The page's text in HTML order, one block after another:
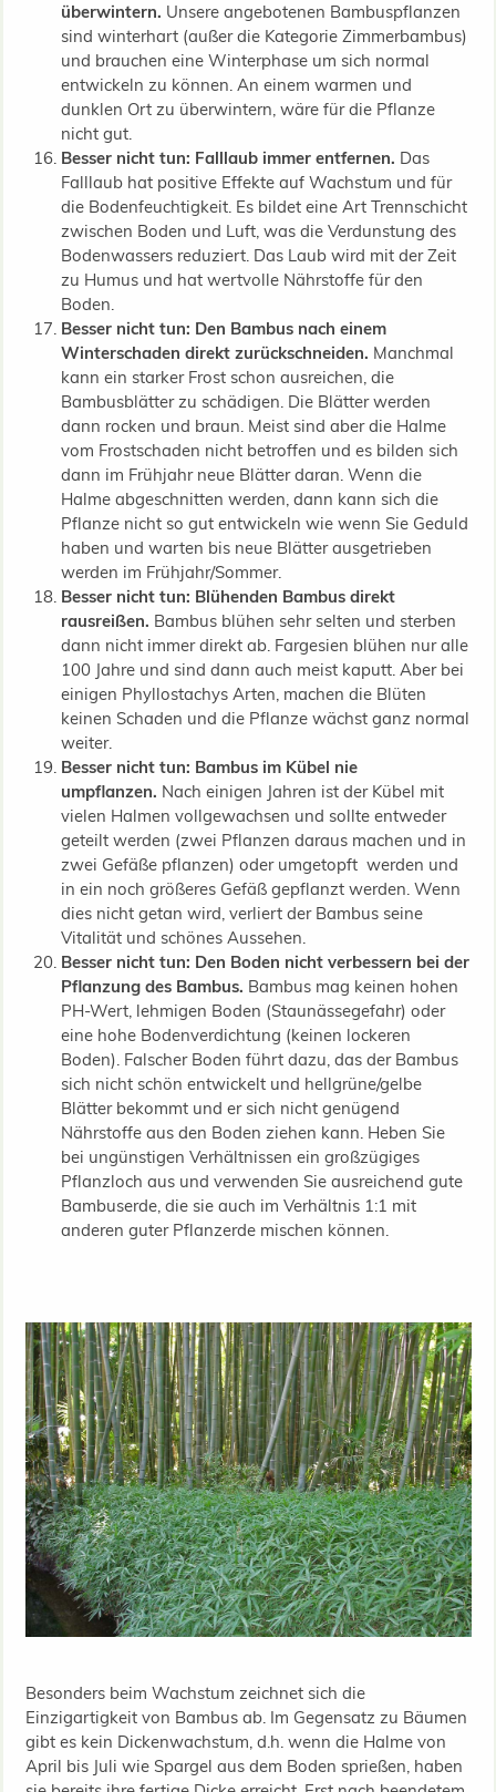
überwintern. Unsere angebotenen Bambuspflanzen
sind winterhart (außer die Kategorie Zimmerbambus)
und brauchen eine Winterphase um sich normal
entwickeln zu können. An einem warmen und
dunklen Ort zu überwintern, wäre für die Pflanze
nicht gut.
Besser nicht tun: Falllaub immer entfernen. Das
Falllaub hat positive Effekte auf Wachstum und für
die Bodenfeuchtigkeit. Es bildet eine Art Trennschicht
zwischen Boden und Luft, was die Verdunstung des
Bodenwassers reduziert. Das Laub wird mit der Zeit
zu Humus und hat wertvolle Nährstoffe für den
Boden.
Besser nicht tun: Den Bambus nach einem
Winterschaden direkt zurückschneiden. Manchmal
kann ein starker Frost schon ausreichen, die
Bambusblätter zu schädigen. Die Blätter werden
dann rocken und braun. Meist sind aber die Halme
vom Frostschaden nicht betroffen und es bilden sich
dann im Frühjahr neue Blätter daran. Wenn die
Halme abgeschnitten werden, dann kann sich die
Pflanze nicht so gut entwickeln wie wenn Sie Geduld
haben und warten bis neue Blätter ausgetrieben
werden im Frühjahr/Sommer.
Besser nicht tun: Blühenden Bambus direkt
rausreißen. Bambus blühen sehr selten und sterben
dann nicht immer direkt ab. Fargesien blühen nur alle
100 Jahre und sind dann auch meist kaputt. Aber bei
einigen Phyllostachys Arten, machen die Blüten
keinen Schaden und die Pflanze wächst ganz normal
weiter.
Besser nicht tun: Bambus im Kübel nie
umpflanzen. Nach einigen Jahren ist der Kübel mit
vielen Halmen vollgewachsen und sollte entweder
geteilt werden (zwei Pflanzen daraus machen und in
zwei Gefäße pflanzen) oder umgetopft werden und
in ein noch größeres Gefäß gepflanzt werden. Wenn
dies nicht getan wird, verliert der Bambus seine
Vitalität und schönes Aussehen.
Besser nicht tun: Den Boden nicht verbessern bei der
Pflanzung des Bambus. Bambus mag keinen hohen
PH-Wert, lehmigen Boden (Staunässegefahr) oder
eine hohe Bodenverdichtung (keinen lockeren
Boden). Falscher Boden führt dazu, das der Bambus
sich nicht schön entwickelt und hellgrüne/gelbe
Blätter bekommt und er sich nicht genügend
Nährstoffe aus den Boden ziehen kann. Heben Sie
bei ungünstigen Verhältnissen ein großzügiges
Pflanzloch aus und verwenden Sie ausreichend gute
Bambuserde, die sie auch im Verhältnis 1:1 mit
anderen guter Pflanzerde mischen können.
Besonders beim Wachstum zeichnet sich die
Einzigartigkeit von Bambus ab. Im Gegensatz zu Bäumen
gibt es kein Dickenwachstum, d.h. wenn die Halme von
April bis Juli wie Spargel aus dem Boden sprießen, haben